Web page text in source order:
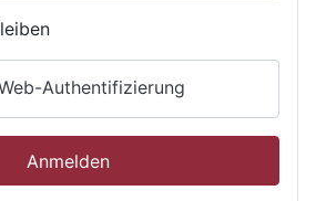
Authentifizierung
Anmelden